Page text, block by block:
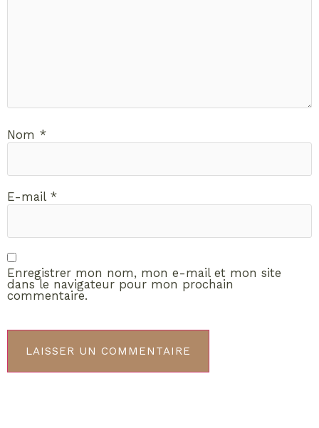
Nom *
E-mail *
Enregistrer mon nom, mon e-mail et mon site
dans le navigateur pour mon prochain
commentaire.